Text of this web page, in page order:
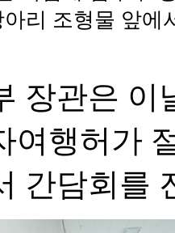
리 조형물 앞에
장관은
여행허가
간담회를